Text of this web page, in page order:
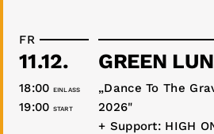
FR
11.12.
EINLASS
18:00
START
19:00
GREEN
„Dance To The
2026"
+ Support: HIGH